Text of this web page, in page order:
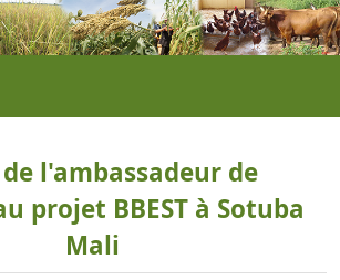
l'ambassadeur de
projet BBEST à Sotuba
Mali